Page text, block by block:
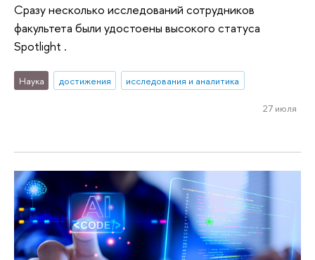
Сразу несколько исследований сотрудников
факультета были удостоены высокого статуса
Spotlight .
Наука достижения исследования и аналитика
27 июля